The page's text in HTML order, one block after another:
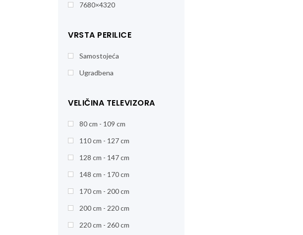
7680×4320
VRSTA PERILICE
Samostojeća
Ugradbena
VELIČINA TELEVIZORA
80 cm - 109 cm
110 cm - 127 cm
128 cm - 147 cm
148 cm - 170 cm
170 cm - 200 cm
200 cm - 220 cm
220 cm - 260 cm